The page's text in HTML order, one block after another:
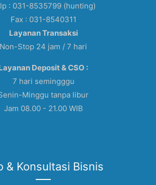
: 031-8535799 (hunting)
Fax : 031-8540311
Layanan Transaksi
Non-Stop 24 jam / 7 hari
Deposit & CSO :
7 hari semingggu
Minggu tanpa libur
Jam 08.00 - 21.00 WIB
& Konsultasi Bisnis